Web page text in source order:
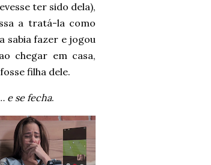
ter sido dela),
a tratá-la como
sabia fazer e jogou
chegar em casa,
filha dele.
e se fecha.